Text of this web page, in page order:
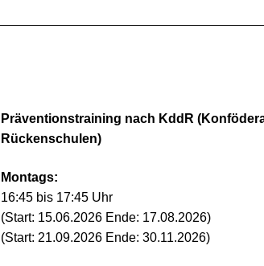
Präventionstraining nach KddR
Rückenschulen)
Montags:
16:45 bis 17:45 Uhr
(Start: 15.06.2026 Ende: 17.08.2026)
(Start: 21.09.2026 Ende: 30.11.2026)